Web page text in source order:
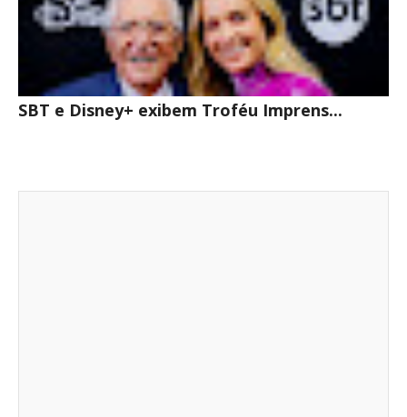
SBT e Disney+ exibem Troféu Imprens...